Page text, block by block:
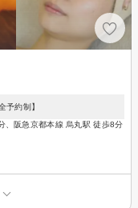
予約制】
、阪急京都本線 烏丸駅 徒歩8分